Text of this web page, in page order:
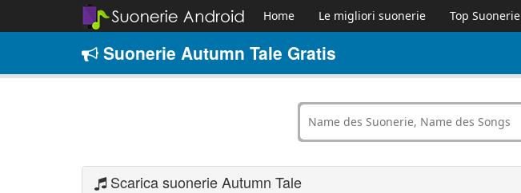
Home Le migliori suonerie Top Suonerie
Suonerie Autumn Tale Gratis
Scarica suonerie Autumn Tale